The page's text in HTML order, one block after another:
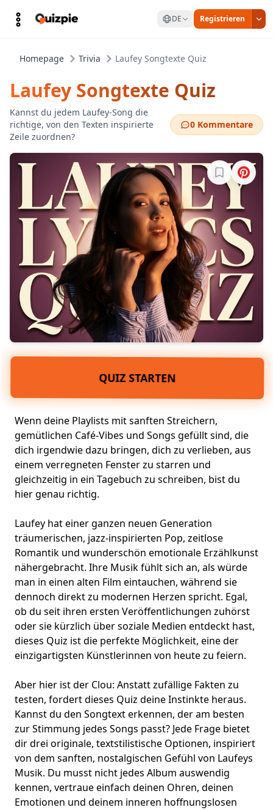
DE Registrieren
Homepage Trivia Laufey Songtexte Quiz
Laufey Songtexte Quiz
Kannst du jedem Laufey-Song die
richtige, von den Texten inspirierte
Zeile zuordnen?
0 Kommentare
Melde dich
QUIZ STARTEN
Wenn deine Playlists mit sanften Streichern,
gemütlichen Café-Vibes und Songs gefüllt sind, die
dich irgendwie dazu bringen, dich zu verlieben, aus
einem verregneten Fenster zu starren und
gleichzeitig in ein Tagebuch zu schreiben, bist du
hier genau richtig.
Laufey hat einer ganzen neuen Generation
träumerischen, jazz-inspirierten Pop, zeitlose
Romantik und wunderschön emotionale Erzählkunst
nähergebracht. Ihre Musik fühlt sich an, als würde
man in einen alten Film eintauchen, während sie
dennoch direkt zu modernen Herzen spricht. Egal,
ob du seit ihren ersten Veröffentlichungen zuhörst
oder sie kürzlich über soziale Medien entdeckt hast,
dieses Quiz ist die perfekte Möglichkeit, eine der
einzigartigsten Künstlerinnen von heute zu feiern.
Aber hier ist der Clou: Anstatt zufällige Fakten zu
testen, fordert dieses Quiz deine Instinkte heraus.
Kannst du den Songtext erkennen, der am besten
zur Stimmung jedes Songs passt? Jede Frage bietet
dir drei originale, textstilistische Optionen, inspiriert
von dem sanften, nostalgischen Gefühl von Laufeys
Musik. Du musst nicht jedes Album auswendig
kennen, vertraue einfach deinen Ohren, deinen
Emotionen und deinem inneren hoffnungslosen